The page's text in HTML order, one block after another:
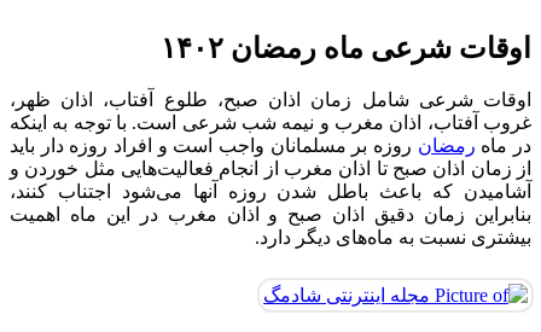
اوقات شرعی ماه رمضان ۱۴۰۲
اوقات شرعی شامل زمان اذان صبح، طلوع آفتاب، اذان ظهر،
غروب آفتاب، اذان مغرب و نیمه شب شرعی است. با توجه به اینکه
در ماه رمضان روزه بر مسلمانان واجب است و افراد روزه دار باید
از زمان اذان صبح تا اذان مغرب از انجام فعالیت‌هایی مثل خوردن و
آشامیدن که باعث باطل شدن روزه آنها می‌شود اجتناب کنند،
بنابراین زمان دقیق اذان صبح و اذان مغرب در این ماه اهمیت
بیشتری نسبت به ماه‌های دیگر دارد.